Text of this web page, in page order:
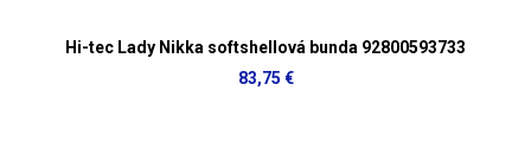
Hi-tec Lady Nikka softshellová bunda 92800593733
83,75 €